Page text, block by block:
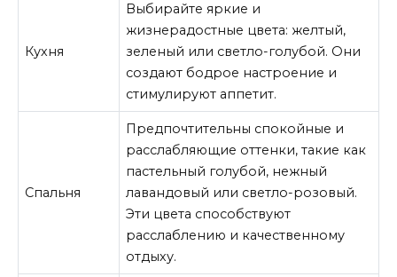
Кухня
Выбирайте яркие и
жизнерадостные цвета: желтый,
зеленый или светло-голубой. Они
создают бодрое настроение и
стимулируют аппетит.
Спальня
Предпочтительны спокойные и
расслабляющие оттенки, такие как
пастельный голубой, нежный
лавандовый или светло-розовый.
Эти цвета способствуют
расслаблению и качественному
отдыху.